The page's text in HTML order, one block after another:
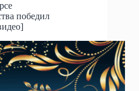
победил